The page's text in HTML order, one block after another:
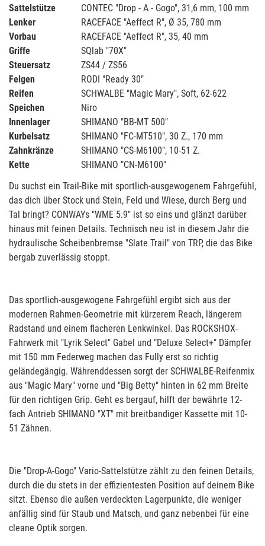
Sattelstütze
CONTEC "Drop - A - Gogo", 31,6 mm, 100 mm
Lenker
RACEFACE "Aeffect R", Ø 35, 780 mm
Vorbau
RACEFACE "Aeffect R", 35, 40 mm
Griffe
SQlab "70X"
Steuersatz
ZS44 / ZS56
Felgen
RODI "Ready 30"
Reifen
SCHWALBE "Magic Mary", Soft, 62-622
Speichen
Niro
Innenlager
SHIMANO "BB-MT 500"
Kurbelsatz
SHIMANO "FC-MT510", 30 Z., 170 mm
Zahnkränze
SHIMANO "CS-M6100", 10-51 Z.
Kette
SHIMANO "CN-M6100"
Du suchst ein Trail-Bike mit sportlich-ausgewogenem Fahrgefühl,
das dich über Stock und Stein, Feld und Wiese, durch Berg und
Tal bringt? CONWAYs "WME 5.9" ist so eins und glänzt darüber
hinaus mit feinen Details. Technisch neu ist in diesem Jahr die
hydraulische Scheibenbremse "Slate Trail" von TRP, die das Bike
bergab zuverlässig stoppt.
Das sportlich-ausgewogene Fahrgefühl ergibt sich aus der
modernen Rahmen-Geometrie mit kürzerem Reach, längerem
Radstand und einem flacheren Lenkwinkel. Das ROCKSHOX-
Fahrwerk mit "Lyrik Select" Gabel und "Deluxe Select+" Dämpfer
mit 150 mm Federweg machen das Fully erst so richtig
geländegängig. Währenddessen sorgt der SCHWALBE-Reifenmix
aus "Magic Mary" vorne und "Big Betty" hinten in 62 mm Breite
für den richtigen Grip. Geht es bergauf, hilft der bewährte 12-
fach Antrieb SHIMANO "XT" mit breitbandiger Kassette mit 10-
51 Zähnen.
Die "Drop-A-Gogo" Vario-Sattelstütze zählt zu den feinen Details,
durch die du stets in der effizientesten Position auf deinem Bike
sitzt. Ebenso die außen verdeckten Lagerpunkte, die weniger
anfällig sind für Staub und Matsch, und ganz nebenbei für eine
cleane Optik sorgen.